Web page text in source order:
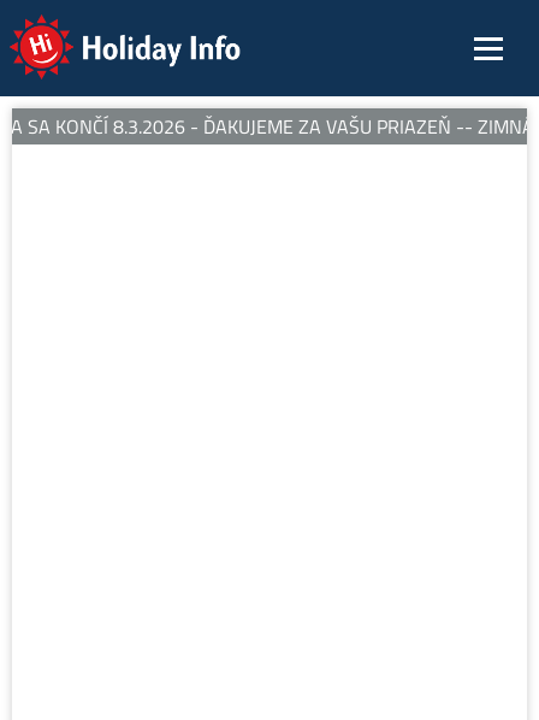
Holiday Info
SA KONČÍ 8.3.2026 - ĎAKUJEME ZA VAŠU PRIAZEŇ -- ZIMNÁ